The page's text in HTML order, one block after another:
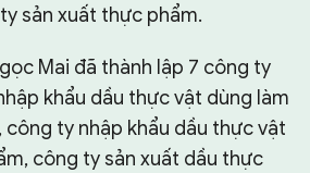
sản xuất thực phẩm.
Mai đã thành lập 7 công ty
khẩu dầu thực vật dùng làm
công ty nhập khẩu dầu thực vật
công ty sản xuất dầu thực